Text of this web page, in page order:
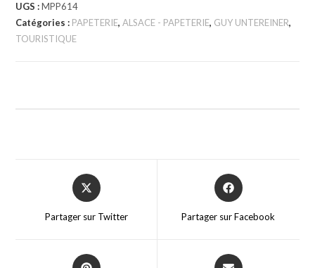
UGS :MPP614
Catégories : PAPETERIE,ALSACE - PAPETERIE, GUY UNTEREINER,
TOURISTIQUE
Partager sur Twitter Partager sur Facebook